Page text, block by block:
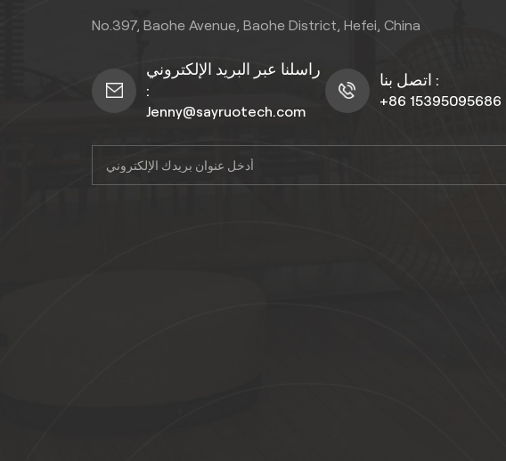
No.397, Baohe Avenue, Baohe District, Hefei, China
راسلنا عبر البريد الإلكتروني
:
Jenny@sayruotech.com
اتصل بنا :
+86 15395095686